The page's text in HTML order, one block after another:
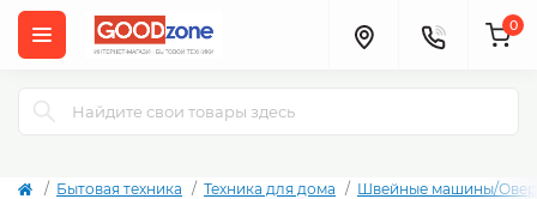
0
Бытовая техника Техника для дома Швейные машины/